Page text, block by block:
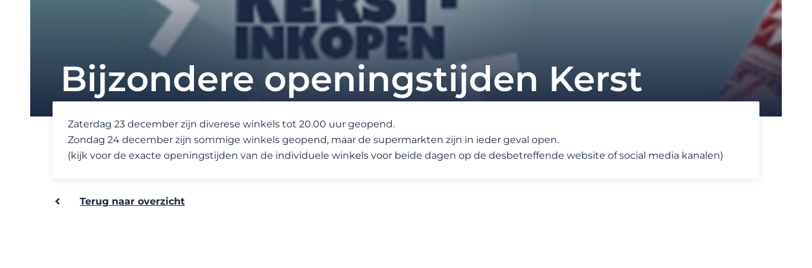
Bijzondere openingstijden Kerst
Zaterdag 23 december zijn diverese winkels tot 20.00 uur geopend.
Zondag 24 december zijn sommige winkels geopend, maar de supermarkten zijn in ieder geval open.
(kijk voor de exacte openingstijden van de individuele winkels voor beide dagen op de desbetreffende website of social media kanalen)
Terug naar overzicht